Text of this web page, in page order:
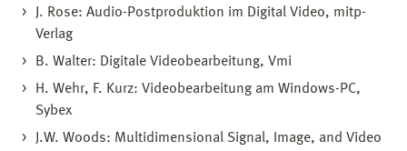
J. Rose: Audio-Postproduktion im Digital Video, mitp-
Verlag
B. Walter: Digitale Videobearbeitung, Vmi
H. Wehr, F. Kurz: Videobearbeitung am Windows-PC,
Sybex
J.W. Woods: Multidimensional Signal, Image, and Video